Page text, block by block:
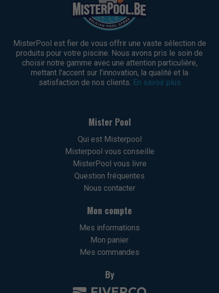
MisterPool est fier de vous offrir une vaste sélection de
produits pour votre piscine. Nous avons pris le soin de
choisir notre gamme avec une attention particulière,
mettant l'accent sur l'innovation, la qualité et la
satisfaction de nos clients. En savoir plus
Mister Pool
Qui est Misterpool
Misterpool vous conseille
MisterPool vous livre
Question fréquentes
Nous contacter
Mon compte
Mes informations
Mon panier
Mes commandes
By